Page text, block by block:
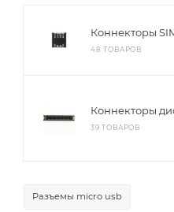
Коннекторы
48 ТОВАРОВ
Коннекторы
39 ТОВАРОВ
Разъемы micro usb